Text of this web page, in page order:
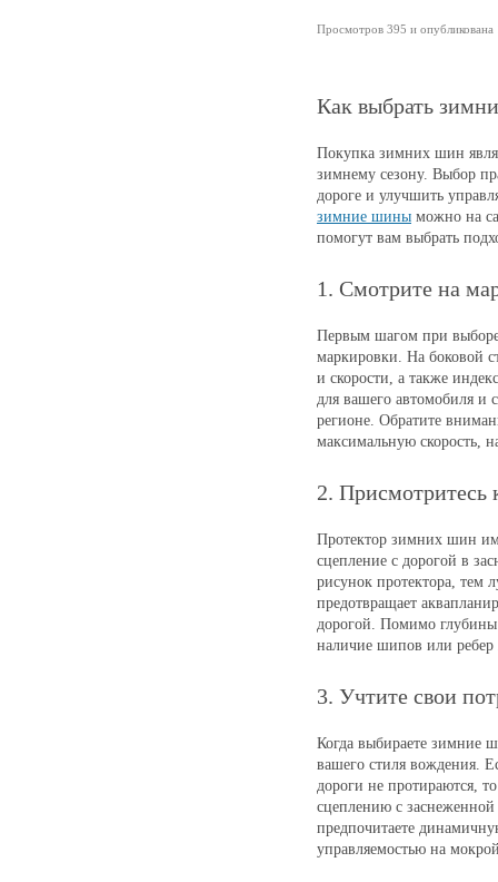
Просмотров 395 и опубликована
Как выбрать
Покупка зимних шин
зимнему сезону. Выбор
дороге и улучшить
зимние шины можно на
помогут вам выбрать
1. Смотрите на
Первым шагом при
маркировки. На боковой
и скорости, а также
для вашего автомобиля и
регионе. Обратите
максимальную скорость,
2. Присмотритесь
Протектор зимних шин
сцепление с дорогой в
рисунок протектора, тем
предотвращает
дорогой. Помимо глубины
наличие шипов или ребер
3. Учтите свои
Когда выбираете зимние
вашего стиля вождения.
дороги не протираются,
сцеплению с
предпочитаете
управляемостью на